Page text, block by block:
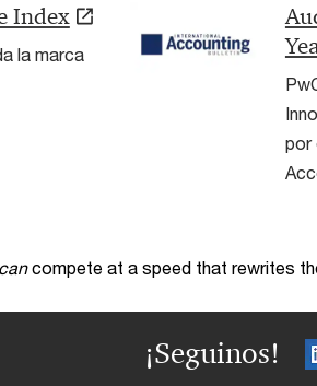
Index
la marca
por
compete at a speed that rewrites
¡Seguinos!